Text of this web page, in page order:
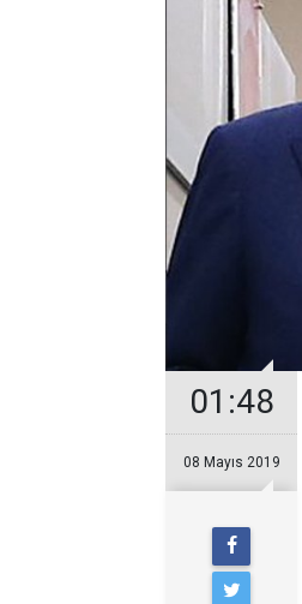
01:48
08 Mayıs 2019